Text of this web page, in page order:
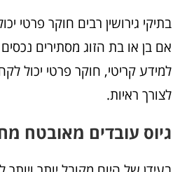
בתיקי גירושין רבים חוקר פרטי
אם בן או בת הזוג מסתירים
למידע קריטי, חוקר פרטי יכול
לצורך ראיות.
גיוס עובדים מאובטח